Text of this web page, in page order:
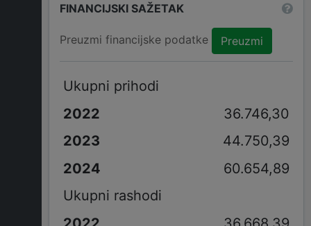
FINANCIJSKI SAŽETAK
Preuzmi financijske podatke Preuzmi
Ukupni prihodi
36.746,30
44.750,39
60.654,89
Ukupni rashodi